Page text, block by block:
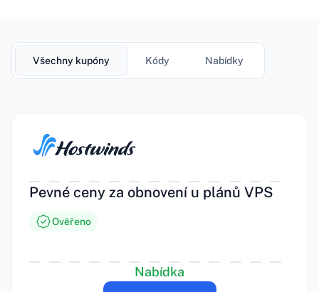
CS
Všechny kupóny Kódy Nabídky
Pevné ceny za obnovení u plánů VPS
Ověřeno
Nabídka